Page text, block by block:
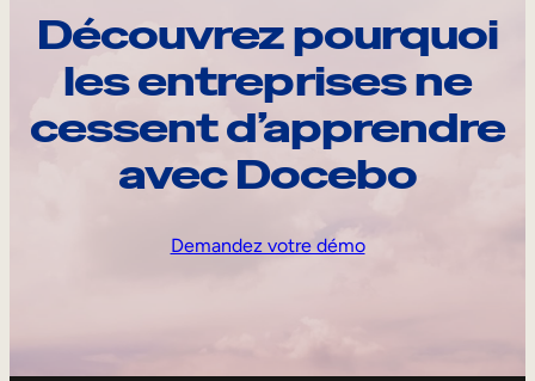
Découvrez pourquoi
les entreprises ne
cessent d’apprendre
avec Docebo
Demandez votre démo